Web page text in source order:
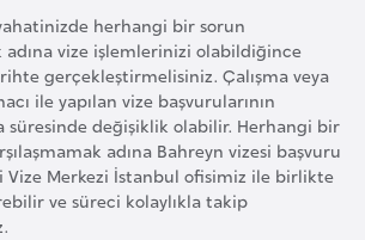
herhangi bir sorun
adına vize işlemlerinizi olabildiğince
gerçekleştirmelisiniz. Çalışma veya
ile yapılan vize başvurularının
süresinde değişiklik olabilir. Herhangi bir
adına Bahreyn vizesi başvuru
Vize Merkezi İstanbul ofisimiz ile birlikte
ve süreci kolaylıkla takip